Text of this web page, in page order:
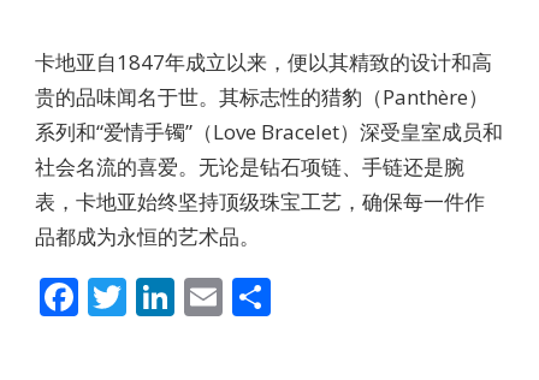
卡地亚自1847年成立以来，便以其精致的设计和高
贵的品味闻名于世。其标志性的猎豹（Panthère）
系列和“爱情手镯”（Love Bracelet）深受皇室成员和
社会名流的喜爱。无论是钻石项链、手链还是腕
表，卡地亚始终坚持顶级珠宝工艺，确保每一件作
品都成为永恒的艺术品。
Facebook
Twitter
LinkedIn
Email